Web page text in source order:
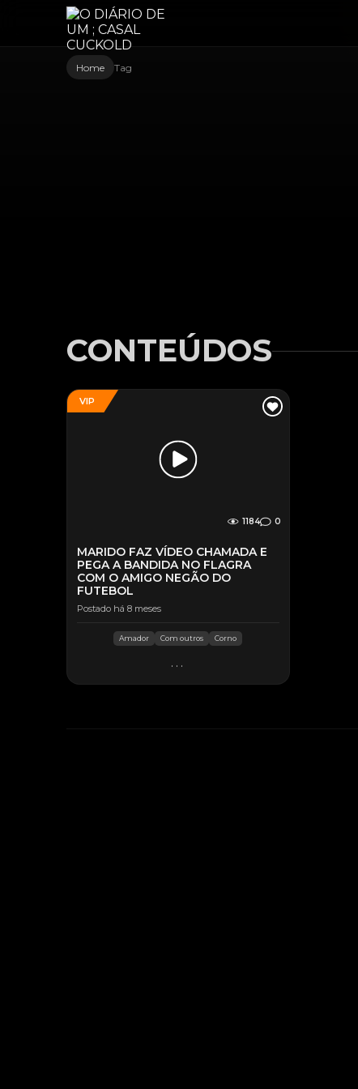
Home Tag
CONTEÚDOS
VIP
1184 0
MARIDO FAZ VÍDEO CHAMADA E
PEGA A BANDIDA NO FLAGRA
COM O AMIGO NEGÃO DO
FUTEBOL
Postado há 8 meses
Amador Com outros Corno
...